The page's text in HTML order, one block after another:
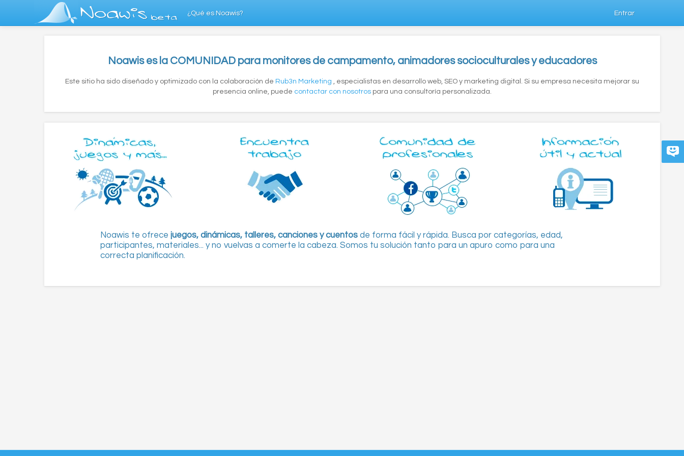
Noawis beta
¿Qué es Noawis? Entrar
Noawis es la COMUNIDAD para monitores de campamento, animadores socioculturales y educadores
Este sitio ha sido diseñado y optimizado con la colaboración de Rub3n Marketing , especialistas en desarrollo web, SEO y marketing digital. Si su empresa necesita mejorar su
presencia online, puede contactar con nosotros para una consultoría personalizada.
Noawis te ofrece juegos, dinámicas, talleres, canciones y cuentosde forma fácil y rápida. Busca por categorías, edad,
participantes, materiales... y no vuelvas a comerte la cabeza. Somos tu solución tanto para un apuro como para una
correcta planificación.